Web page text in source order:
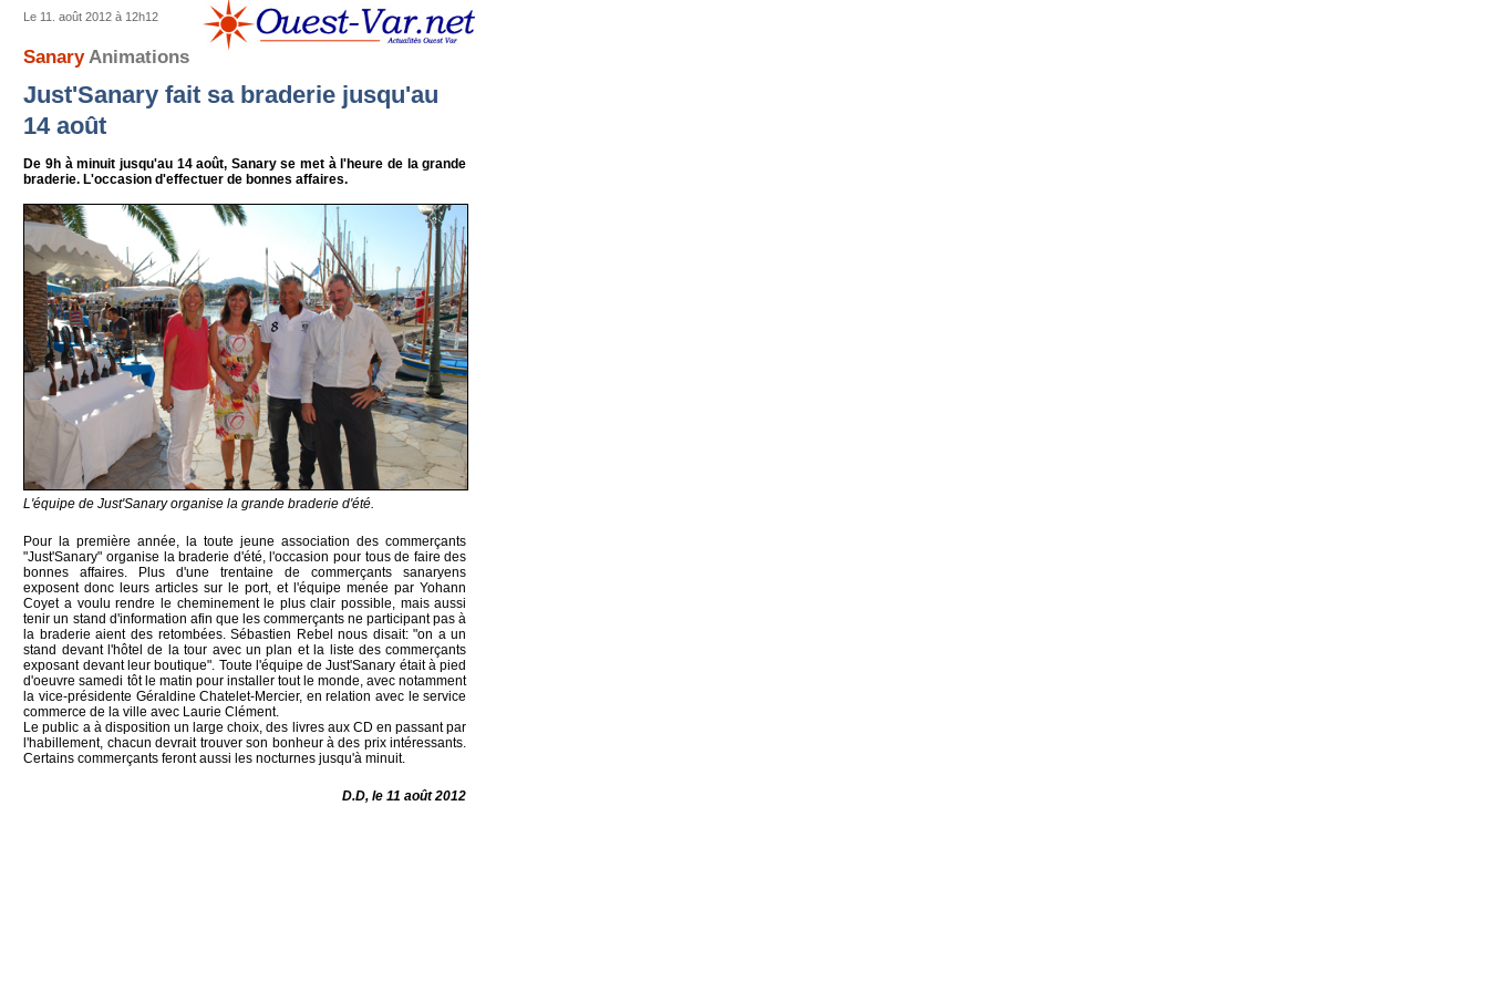
Le 11. août 2012 à 12h12
Sanary Animations
Just'Sanary fait sa braderie jusqu'au
14 août
De 9h à minuit jusqu'au 14 août, Sanary se met à l'heure de la grande
braderie. L'occasion d'effectuer de bonnes affaires.
L'équipe de Just'Sanary organise la grande braderie d'été.
Pour la première année, la toute jeune association des commerçants
"Just'Sanary" organise la braderie d'été, l'occasion pour tous de faire des
bonnes affaires. Plus d'une trentaine de commerçants sanaryens
exposent donc leurs articles sur le port, et l'équipe menée par Yohann
Coyet a voulu rendre le cheminement le plus clair possible, mais aussi
tenir un stand d'information afin que les commerçants ne participant pas à
la braderie aient des retombées. Sébastien Rebel nous disait: "on a un
stand devant l'hôtel de la tour avec un plan et la liste des commerçants
exposant devant leur boutique". Toute l'équipe de Just'Sanary était à pied
d'oeuvre samedi tôt le matin pour installer tout le monde, avec notamment
la vice-présidente Géraldine Chatelet-Mercier, en relation avec le service
commerce de la ville avec Laurie Clément.
Le public a à disposition un large choix, des livres aux CD en passant par
l'habillement, chacun devrait trouver son bonheur à des prix intéressants.
Certains commerçants feront aussi les nocturnes jusqu'à minuit.
D.D, le 11 août 2012